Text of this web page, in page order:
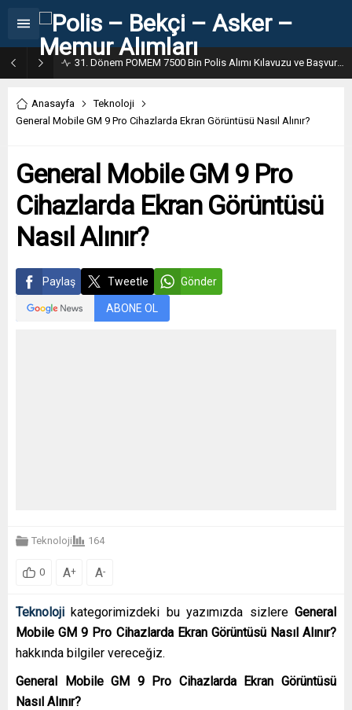
31. Dönem POMEM 7500 Bin Polis Alımı Kılavuzu ve Başvuru Ekranı
Anasayfa
Teknoloji
General Mobile GM 9 Pro Cihazlarda Ekran Görüntüsü Nasıl Alınır?
General Mobile GM 9 Pro
Cihazlarda Ekran Görüntüsü
Nasıl Alınır?
Paylaş Tweetle Gönder
ABONE OL
Teknoloji 164
0 A+ A-
Teknoloji kategorimizdeki bu yazımızda sizlereGeneral
Mobile GM 9 Pro Cihazlarda Ekran Görüntüsü Nasıl Alınır?
hakkında bilgiler vereceğiz.
General Mobile GM 9 Pro Cihazlarda Ekran Görüntüsü
Nasıl Alınır?